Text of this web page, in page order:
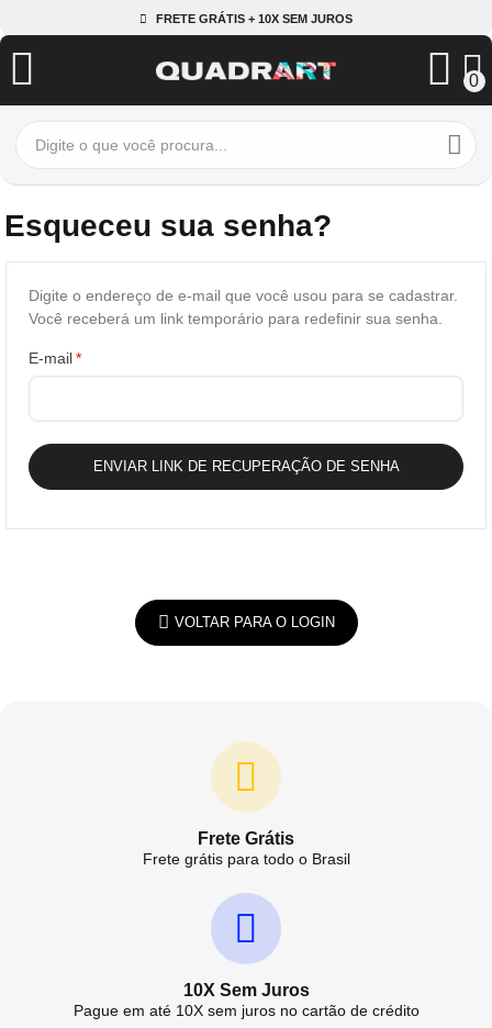
FRETE GRÁTIS + 10X SEM JUROS
0
Esqueceu sua senha?
Digite o endereço de e-mail que você usou para se cadastrar.
Você receberá um link temporário para redefinir sua senha.
E-mail
ENVIAR LINK DE RECUPERAÇÃO DE SENHA
VOLTAR PARA O LOGIN
Frete Grátis
Frete grátis para todo o Brasil
10X Sem Juros
Pague em até 10X sem juros no cartão de crédito